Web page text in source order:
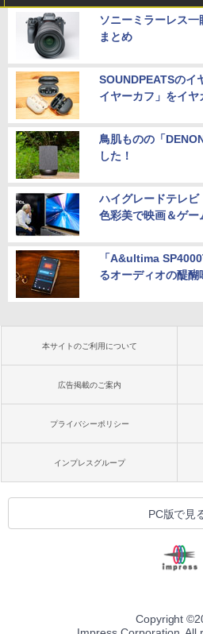
ソニーミラーレス
まとめ
SOUNDPEATSのイ
イヤーカフ」をイヤ
鳥肌ものの「
した！
ハイグレードテレ
色彩美で映画＆ゲー
「A&ultima
るオーディオの醍醐
本サイトのご利用について
広告掲載のご案内
プライバシーポリシー
インプレスグループ
PC版で見
Copyright ©